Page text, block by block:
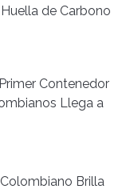
de Carbono
Contenedor
Llega a
Brilla